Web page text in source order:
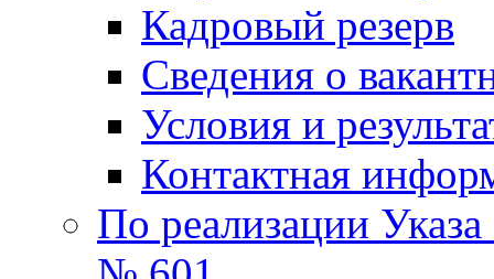
Кадровый резерв
Сведения о
Условия и
Контактная
По реализации